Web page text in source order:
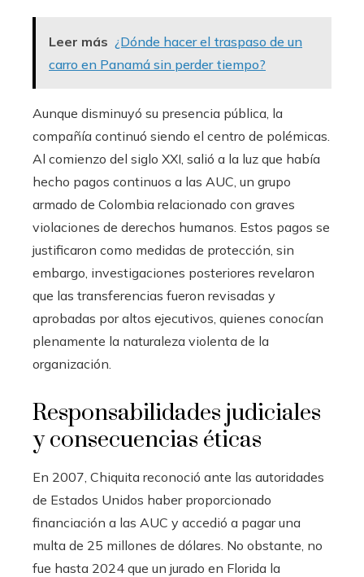
Leer más ¿Dónde hacer el traspaso de un
carro en Panamá sin perder tiempo?
Aunque disminuyó su presencia pública, la
compañía continuó siendo el centro de polémicas.
Al comienzo del siglo XXI, salió a la luz que había
hecho pagos continuos a las AUC, un grupo
armado de Colombia relacionado con graves
violaciones de derechos humanos. Estos pagos se
justificaron como medidas de protección, sin
embargo, investigaciones posteriores revelaron
que las transferencias fueron revisadas y
aprobadas por altos ejecutivos, quienes conocían
plenamente la naturaleza violenta de la
organización.
Responsabilidades judiciales
y consecuencias éticas
En 2007, Chiquita reconoció ante las autoridades
de Estados Unidos haber proporcionado
financiación a las AUC y accedió a pagar una
multa de 25 millones de dólares. No obstante, no
fue hasta 2024 que un jurado en Florida la